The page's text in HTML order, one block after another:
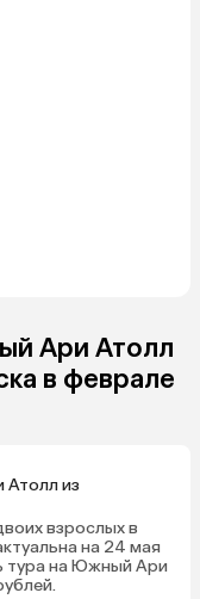
Ари Атолл
в феврале
Атолл из
взрослых в
на 24 мая
тура на Южный Ари